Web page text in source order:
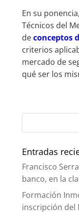
En su
Técnicos del
deconceptos
criterios
mercado de
qué ser los
Entradas
Francisco
banco, en la
Formación
inscripción del